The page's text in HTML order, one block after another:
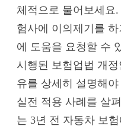
체적으로 물어보세요
험사에 이의제기를
에 도움을 요청할 수
시행된 보험업법 개
유를 상세히 설명해
실전 적용 사례를 살
는 3년 전 자동차 보